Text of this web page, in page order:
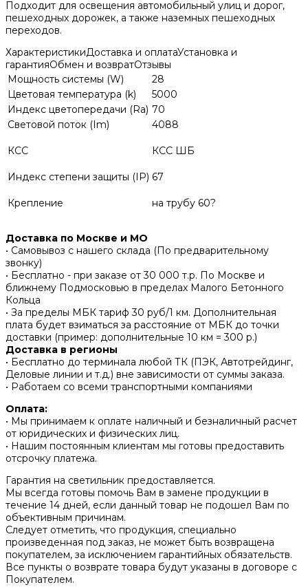
Подходит для освещения автомобильный улиц и дорог,
пешеходных дорожек, а также наземных пешеходных
переходов.
ХарактеристикиДоставка и оплатаУстановка и
гарантияОбмен и возвратОтзывы
Мощность системы (W)
28
Цветовая температура (k)
5000
Индекс цветопередачи (Ra) 70
Световой поток (Im)
4088
КСС КСС ШБ
Индекс степени защиты (IP) 67
Крепление на трубу 60?
Доставка по Москве и МО
• Самовывоз с нашего склада (По предварительному
звонку)
• Бесплатно - при заказе от 30 000 т.р. По Москве и
ближнему Подмосковью в пределах Малого Бетонного
Кольца
• За пределы МБК тариф 30 руб/1 км. Дополнительная
плата будет взиматься за расстояние от МБК до точки
доставки (пример: дополнительные 10 км = 300 р.)
Доставка в регионы
• Бесплатно до терминала любой ТК (ПЭК, Автотрейдинг,
Деловые линии и т.д.) вне зависимости от суммы заказа.
• Работаем со всеми транспортными компаниями
Оплата:
• Мы принимаем к оплате наличный и безналичный расчет
от юридических и физических лиц.
• Нашим постоянным клиентам мы готовы предоставить
отсрочку платежа.
Гарантия на светильник предоставляется.
Мы всегда готовы помочь Вам в замене продукции в
течение 14 дней, если данный товар не подошел Вам по
объективным причинам.
Следует отметить, что продукция, специально
произведенная под заказ, не может быть возвращена
покупателем, за исключением гарантийных обязательств.
Все пункты о возврате товара будут указаны в договоре с
Покупателем.